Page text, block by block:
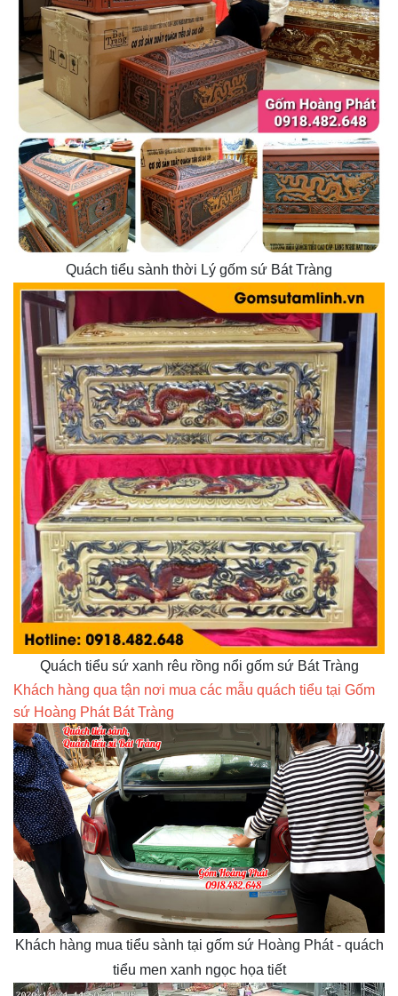
Quách tiểu sành thời Lý gốm sứ Bát Tràng
Quách tiểu sứ xanh rêu rồng nổi gốm sứ Bát Tràng
Khách hàng qua tận nơi mua các mẫu quách tiểu tại Gốm
sứ Hoàng Phát Bát Tràng
Khách hàng mua tiểu sành tại gốm sứ Hoàng Phát - quách
tiểu men xanh ngọc họa tiết